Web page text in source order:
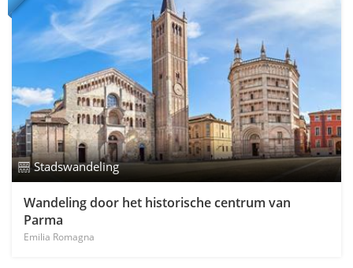
Stadswandeling
Wandeling door het historische centrum van
Parma
Emilia Romagna